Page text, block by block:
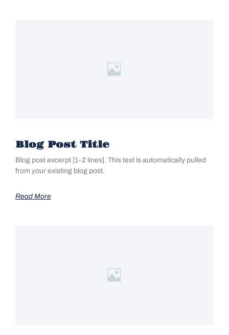
Blog Post Title
Blog post excerpt [1-2 lines]. This text is automatically pulled
from your existing blog post.
Read More